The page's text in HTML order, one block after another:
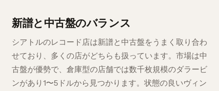
新譜と中古盤のバランス
シアトルのレコード店は新譜と中古盤をうまく取り合わ
せており、多くの店がどちらも扱っています。市場は中
古盤が優勢で、倉庫型の店舗では数千枚規模のダラービ
ンがあり1〜5ドルから見つかります。状態の良いヴィン